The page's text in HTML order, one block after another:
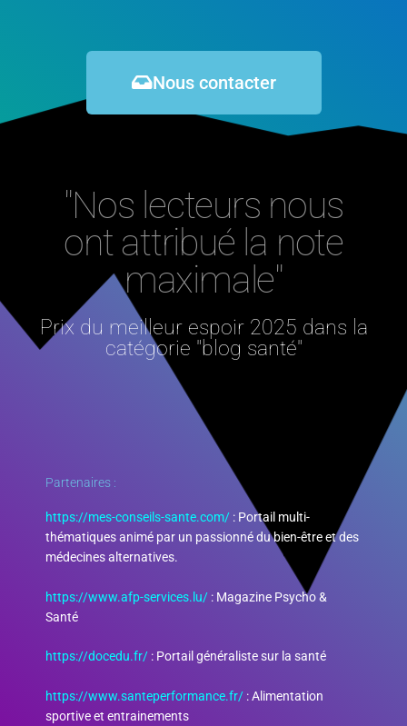
Nous contacter
"Nos lecteurs nous
ont attribué la note
maximale"
Prix du meilleur espoir 2025 dans la
catégorie "blog santé"
Partenaires :
https://mes-conseils-sante.com/ : Portail multi-
thématiques animé par un passionné du bien-être et des
médecines alternatives.
https://www.afp-services.lu/ : Magazine Psycho &
Santé
https://docedu.fr/ : Portail généraliste sur la santé
https://www.santeperformance.fr/ : Alimentation
sportive et entrainements